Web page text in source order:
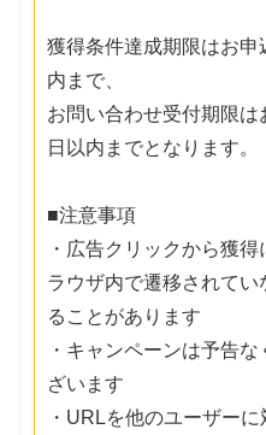
獲得条件達成期限はお
内まで、
お問い合わせ受付期限
日以内までとなります。
■注意事項
・広告クリックから獲
ラウザ内で遷移されて
ることがあります
・キャンペーンは予告
ざいます
・URLを他のユーザー